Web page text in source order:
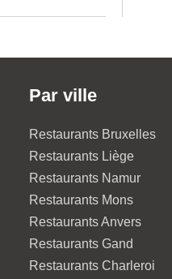
Par ville
Restaurants Bruxelles
Restaurants Liège
Restaurants Namur
Restaurants Mons
Restaurants Anvers
Restaurants Gand
Restaurants Charleroi